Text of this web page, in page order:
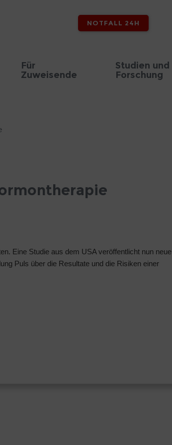
NOTFALL 24H
Für
Zuweisende
Studien und
Forschung
Eine Studie aus dem USA veröffentlicht nun neue
Puls über die Resultate und die Risiken einer